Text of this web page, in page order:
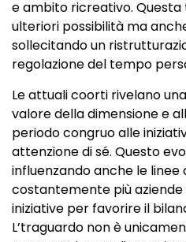
e ambito ricreativo.
ulteriori possibilità ma
sollecitando un
regolazione del tempo
Le attuali coorti rivelano
valore della dimensione e
periodo congruo alle
attenzione di sé. Questo
influenzando anche le linee
costantemente più
iniziative per favorire il
L’traguardo non è